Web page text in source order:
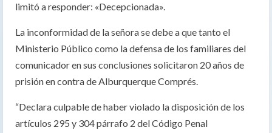
limitó a responder: «Decepcionada».
La inconformidad de la señora se debe a que tanto el
Ministerio Público como la defensa de los familiares del
comunicador en sus conclusiones solicitaron 20 años de
prisión en contra de Alburquerque Comprés.
“Declara culpable de haber violado la disposición de los
artículos 295 y 304 párrafo 2 del Código Penal